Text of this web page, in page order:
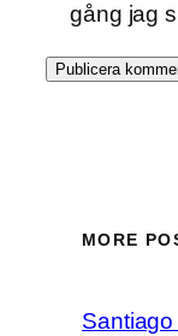
gång jag
MORE